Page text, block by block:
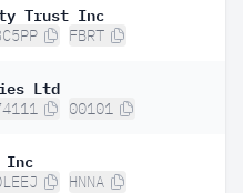
Trust Inc
FBRT
Ltd
00101
Inc
HNNA